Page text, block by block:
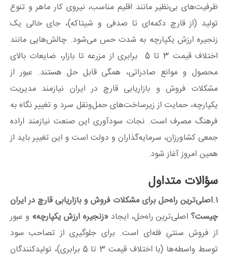
ظرفیت‌های بی‌نظیر مانند اقلیم مناسب، نیروی کار ماهر و تنوع
تولید (از قارچ دکمه‌ای تا صدفی و شیتاکه)، جای خالی یک
زنجیره ارزش یکپارچه به شدت حس می‌شود. چالش‌هایی مانند
اختلاف قیمت 3 تا 5 برابری از مزرعه تا بازار، ضایعات بالای
محصول و موانع صادراتی، همگی قابل حل هستند. عبور از
مشکلات فروش و بازاریابی قارچ در ایران نیازمند مدیریت
یکپارچه، حمایت از زیرساخت‌های حمل‌ونقل سرد و تغییر نگاه به
فرهنگ مصرف است. نجات سودآوری این صنعت نیازمند اراده
جمعی کشاورزان، سرمایه‌گذاران و دولت است و این تغییر باید از
همین امروز آغاز شود.
سؤالات متداول
۱. اصلی‌ترین راه‌حل برای مشکلات فروش و بازاریابی قارچ در ایران
چیست؟ اصلی‌ترین راه‌حل، ایجاد«زنجیره ارزش یکپارچه» و عبور
از فروش سنتیِ فله‌ای است. برای جلوگیری از تصاحب سود
توسط واسطه‌ها (با اختلاف قیمت 3 تا 5 برابری)، تولیدکنندگان